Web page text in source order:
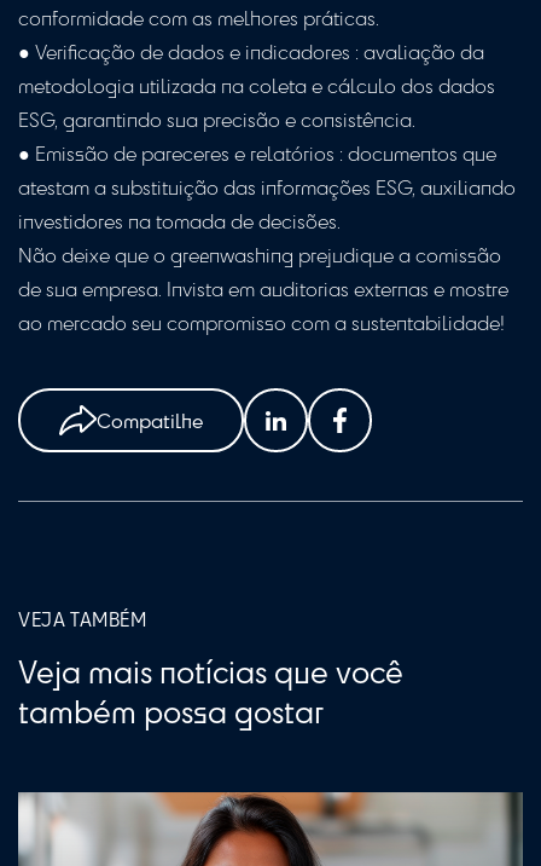
conformidade com as melhores práticas.
● Verificação de dados e indicadores : avaliação da
metodologia utilizada na coleta e cálculo dos dados
ESG, garantindo sua precisão e consistência.
● Emissão de pareceres e relatórios : documentos que
atestam a substituição das informações ESG, auxiliando
investidores na tomada de decisões.
Não deixe que o greenwashing prejudique a comissão
de sua empresa. Invista em auditorias externas e mostre
ao mercado seu compromisso com a sustentabilidade!
Compatilhe
VEJA TAMBÉM
Veja mais notícias que você
também possa gostar